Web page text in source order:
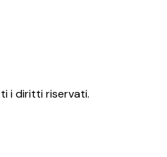
i diritti riservati.